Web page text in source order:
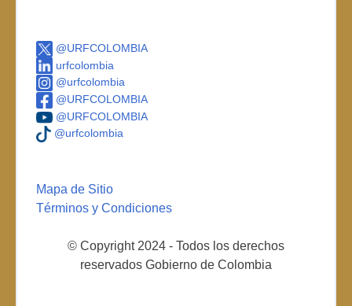
@URFCOLOMBIA
urfcolombia
@urfcolombia
@URFCOLOMBIA
@URFCOLOMBIA
@urfcolombia
Mapa de Sitio
Términos y Condiciones
© Copyright 2024 - Todos los derechos
reservados Gobierno de Colombia